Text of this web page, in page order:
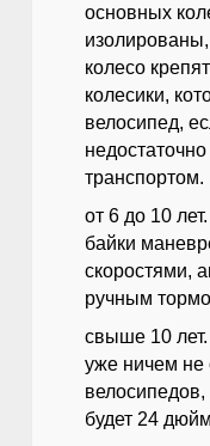
основных
колесо
колесики,
велосипед,
от 6 до 10
байки
скоростями,
ручным
свыше 10 лет.
уже ничем не
будет 24